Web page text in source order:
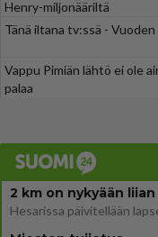
Henry-miljonääriltä
Tänä iltana tv:ssä -
Vappu Pimiän lähtö ei ole
palaa
2 km on nykyään